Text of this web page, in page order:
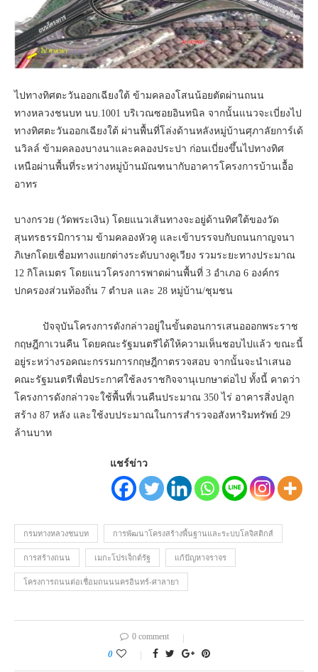
ไปทางทิศตะวันออกเฉียงใต้ ข้ามคลองโสนน้อยตัดผ่านถนน
ทางหลวงชนบท นบ.1001 บริเวณซอยอินทนิล จากนั้นแนวจะเบี่ยงไป
ทางทิศตะวันออกเฉียงใต้ ผ่านพื้นที่โล่งด้านหลังหมู่บ้านศุภาลัยการ์เด้
นวิลล์ ข้ามคลองบางนาและคลองประปา ก่อนเบี่ยงขึ้นไปทางทิศ
เหนือผ่านพื้นที่ระหว่างหมู่บ้านมัณฑนากับอาคารโครงการบ้านเอื้อ
อาทร
บางกรวย (วัดพระเงิน) โดยแนวเส้นทางจะอยู่ด้านทิศใต้ของวัด
สุนทรธรรมิการาม ข้ามคลองหัวคู และเข้าบรรจบกับถนนกาญจนา
ภิเษกโดยเชื่อมทางแยกต่างระดับบางคูเวียง รวมระยะทางประมาณ
12 กิโลเมตร โดยแนวโครงการพาดผ่านพื้นที่ 3 อำเภอ 6 องค์กร
ปกครองส่วนท้องถิ่น 7 ตำบล และ 28 หมู่บ้าน/ชุมชน
ปัจจุบันโครงการดังกล่าวอยู่ในขั้นตอนการเสนอออกพระราช
กฤษฎีกาเวนคืน โดยคณะรัฐมนตรีได้ให้ความเห็นชอบไปแล้ว ขณะนี้
อยู่ระหว่างรอคณะกรรมการกฤษฎีกาตรวจสอบ จากนั้นจะนำเสนอ
คณะรัฐมนตรีเพื่อประกาศใช้ลงราชกิจจานุเบกษาต่อไป ทั้งนี้ คาดว่า
โครงการดังกล่าวจะใช้พื้นที่เวนคืนประมาณ 350 ไร่ อาคารสิ่งปลูก
สร้าง 87 หลัง และใช้งบประมาณในการสำรวจอสังหาริมทรัพย์ 29
ล้านบาท
แชร์ข่าว
กรมทางหลวงชนบท การพัฒนาโครงสร้างพื้นฐานและระบบโลจิสติกส์
การสร้างถนน เมกะโปรเจ็กต์รัฐ แก้ปัญหาจราจร
โครงการถนนต่อเชื่อมถนนนครอินทร์-ศาลายา
0 comment
0